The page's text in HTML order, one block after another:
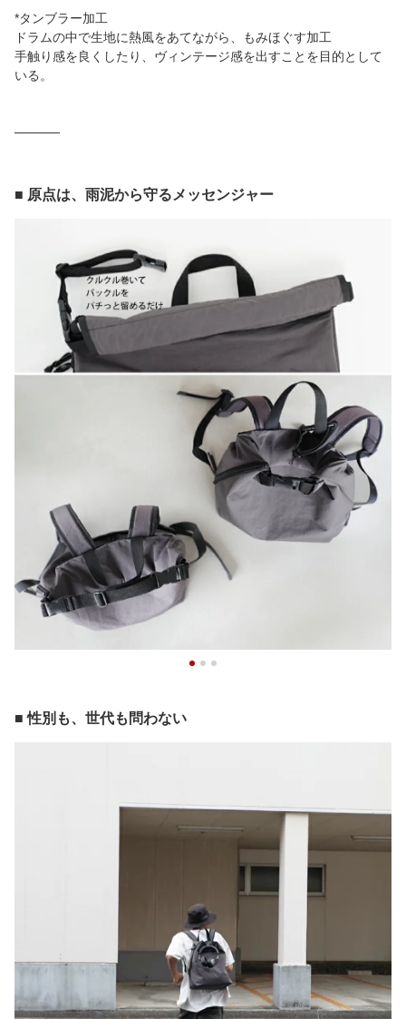
*タンブラー加工
ドラムの中で生地に熱風をあてながら、もみほぐす加工
手触り感を良くしたり、ヴィンテージ感を出すことを目的として
いる。
─────
■ 原点は、雨泥から守るメッセンジャー
■ 性別も、世代も問わない